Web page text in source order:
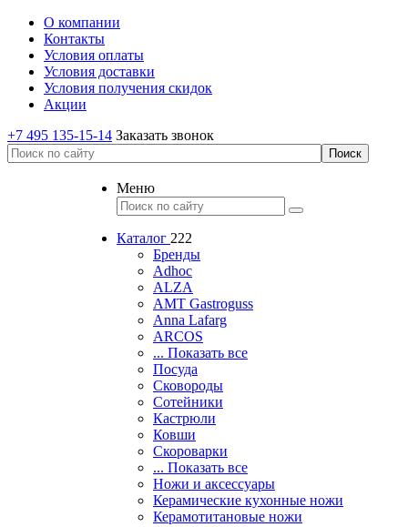
О компании
Контакты
Условия оплаты
Условия доставки
Условия получения скидок
Акции
+7 495 135-15-14 Заказать звонок
Меню
Каталог 222
Бренды
Adhoc
ALZA
AMT Gastroguss
Anna Lafarg
ARCOS
... Показать все
Посуда
Сковороды
Сотейники
Кастрюли
Ковши
Скороварки
... Показать все
Ножи и аксессуары
Керамические кухонные ножи
Керамотитановые ножи